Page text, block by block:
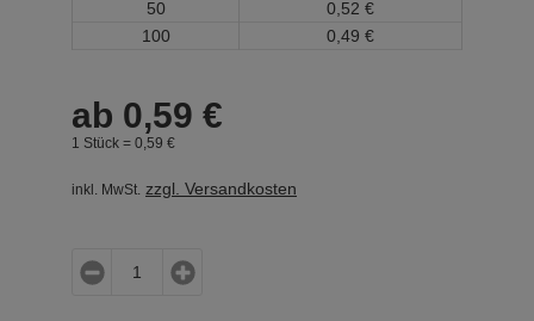
50
0, 52 €
100
0, 49 €
ab 0,59 €
1 Stück = 0, 59 €
inkl. MwSt. zzgl. Versandkosten